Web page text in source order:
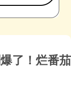
了！烂番茄